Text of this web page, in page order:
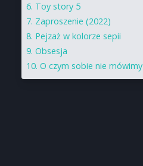
Toy story 5
Zaproszenie (2022)
Pejzaż w kolorze sepii
Obsesja
O czym sobie nie mówimy